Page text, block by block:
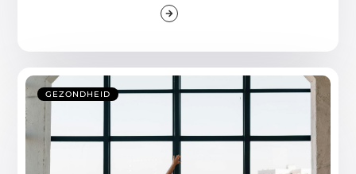
GEZONDHEID